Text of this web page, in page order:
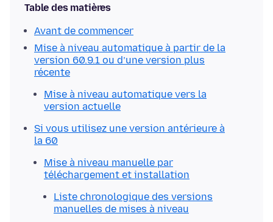
Table des matières
Avant de commencer
Mise à niveau automatique à partir de la
version 60.9.1 ou d’une version plus
récente
Mise à niveau automatique vers la
version actuelle
Si vous utilisez une version antérieure à
la 60
Mise à niveau manuelle par
téléchargement et installation
Liste chronologique des versions
manuelles de mises à niveau